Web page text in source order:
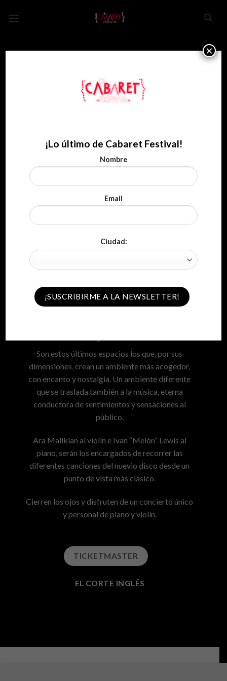
EL PUERTO DE SANTA MARÍA
Son estos últimos espacios los que, por sus
dimensiones, crean un ambiente más acogedor,
con encanto y nostalgia. Un ambiente diferente
que se traslada también a la música, eterna
conductora de sentimientos y sensaciones al
público.
Ara Malikian al violín e Ivan “Melón” Lewis al
piano, serán los encargados de recorrer las
diferentes canciones del nuevio disco desde un
punto de vista más clásico.
Cierren los ojos y disfruten de un concierto único
y personal de piano y violín.
TICKETMASTER
EL CORTE INGLÉS
¡Lo último de Cabaret Festival!
Nombre
Email
Ciudad:
×